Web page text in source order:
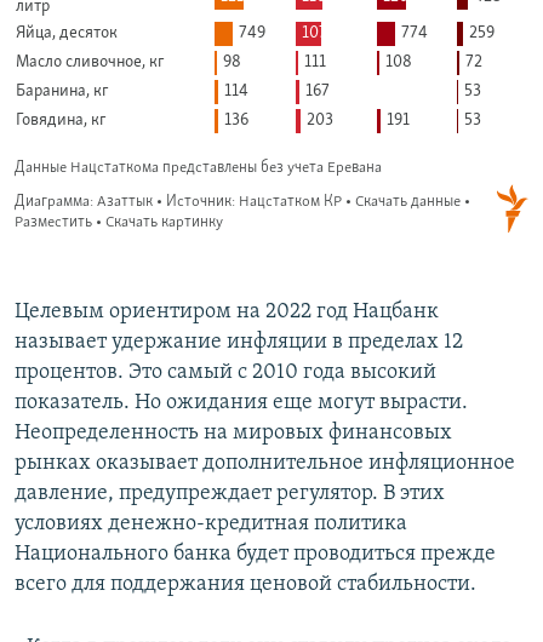
Целевым ориентиром на 2022 год Нацбанк
называет удержание инфляции в пределах 12
процентов. Это самый с 2010 года высокий
показатель. Но ожидания еще могут вырасти.
Неопределенность на мировых финансовых
рынках оказывает дополнительное инфляционное
давление, предупреждает регулятор. В этих
условиях денежно-кредитная политика
Национального банка будет проводиться прежде
всего для поддержания ценовой стабильности.